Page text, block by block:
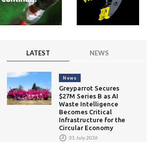
LATEST NEWS
News
Greyparrot Secures
$27M Series B as AI
Waste Intelligence
Becomes Critical
Infrastructure for the
Circular Economy
31 July 2026